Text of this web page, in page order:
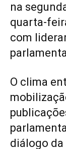
na
quarta-
com
O clima
diálogo da